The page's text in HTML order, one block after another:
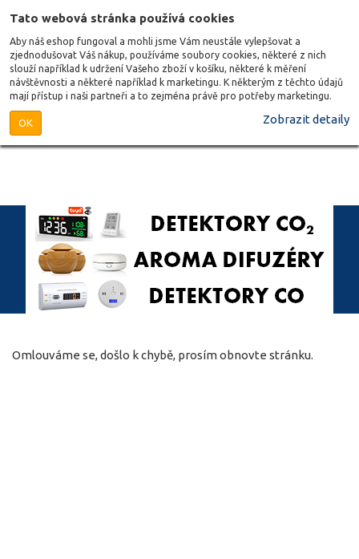
Tato webová stránka používá cookies
Aby náš eshop fungoval a mohli jsme Vám neustále vylepšovat a
zjednodušovat Váš nákup, používáme soubory cookies, některé z nich
slouží například k udržení Vašeho zboží v košíku, některé k měření
návštěvnosti a některé například k marketingu. K některým z těchto údajů
mají přístup i naši partneři a to zejména právě pro potřeby marketingu.
OK Zobrazit detaily
Omlouváme se, došlo k chybě, prosím obnovte stránku.